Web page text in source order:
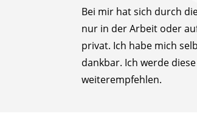
Bei mir hat sich durch
nur in der Arbeit oder
privat. Ich habe mich
dankbar. Ich werde
weiterempfehlen.